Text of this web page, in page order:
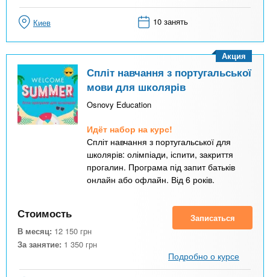
Киев 10 занять
Спліт навчання з португальської
мови для школярів
Osnovy Education
Идёт набор на курс!
Спліт навчання з португальської для
школярів: олімпіади, іспити, закриття
прогалин. Програма під запит батьків
онлайн або офлайн. Від 6 років.
Акция
Стоимость
В месяц: 12 150 грн
За занятие: 1 350 грн
Записаться
Подробно о курсе